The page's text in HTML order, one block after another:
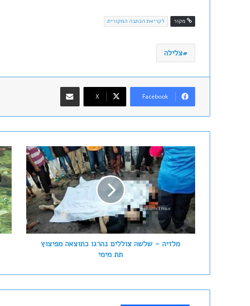
מקור לקריאת הכתבה המקורית
צלילה
Facebook
X
שתף במייל
מלזיה
-
שלשה
צוללים
נהרגו
כתוצאה
מפיצוץ
תת
מימי
מלזיה - שלשה צוללים נהרגו כתוצאה מפיצוץ
תת מימי
(?)